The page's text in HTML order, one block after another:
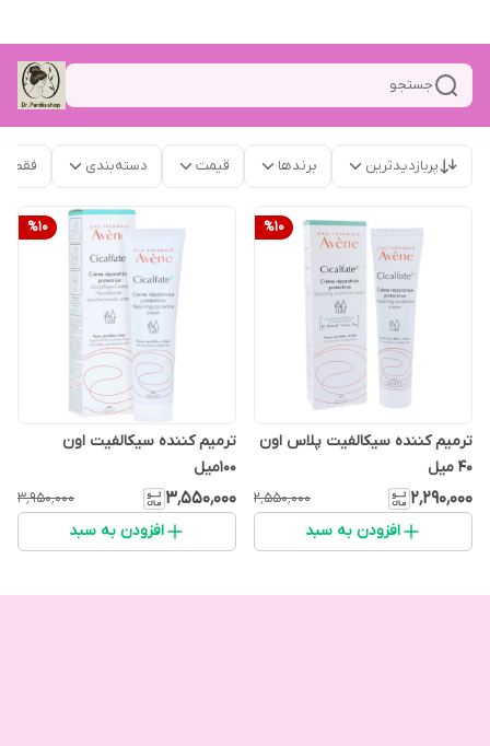
جستجو
پربازدیدترین برندها قیمت دسته‌بندی فقط
%10
ترمیم کننده سیکالفیت پلاس اون
40 میل
۲٬۲۹۰٬۰۰۰ ۲٬۵۵۰٬۰۰۰
افزودن به سبد
%10
ترمیم کننده سیکالفیت اون
100میل
۳٬۵۵۰٬۰۰۰ ۳٬۹۵۰٬۰۰۰
افزودن به سبد